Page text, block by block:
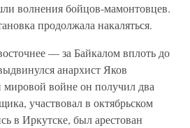
волнения бойцов-мамонтовцев.
продолжала накаляться.
— за Байкалом вплоть до
анархист Яков
войне он получил два
участвовал в октябрьском
в Иркутске, был арестован